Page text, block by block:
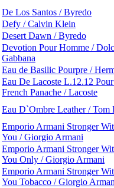
De Los Santos / Byredo
Defy / Calvin Klein
Desert Dawn / Byredo
Devotion Pour Homme /
Gabbana
Eau de Basilic Pourpre /
Eau De Lacoste L.12.12
French Panache / Lacoste
Eau D`Ombre Leather / Tom
Emporio Armani Stronger
You / Giorgio Armani
Emporio Armani Stronger
You Only / Giorgio Armani
Emporio Armani Stronger
You Tobacco / Giorgio